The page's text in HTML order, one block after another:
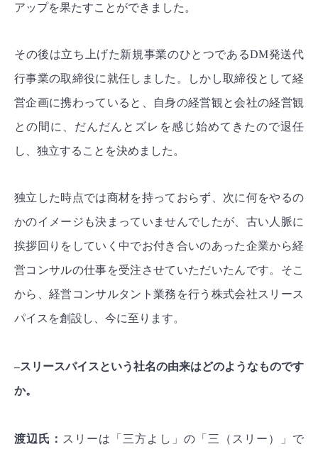
アップを果たすことができました。
その後は立ち上げた新規事業のひとつであるDM発送代
行事業の取締役に就任しました。しかし取締役として経
営企画に携わっていると、自身の経営観と会社の経営観
との間に、だんだんとズレを感じ始めてきたので退任
し、独立することを決めました。
独立した時点では商材を持っておらず、次に何をやるの
かのイメージも決まっていませんでしたが、古い人脈に
挨拶回りをしていく中でお付き合いのあった企業から経
営コンサルの仕事を受注させていただいたんです。そこ
から、経営コンサルタント業務を行う株式会社スリース
パイスを創設し、今に至ります。
–スリースパイスという社名の由来はどのようなものです
か。
渡辺氏： スリーは「三方よし」の「三（スリー）」で